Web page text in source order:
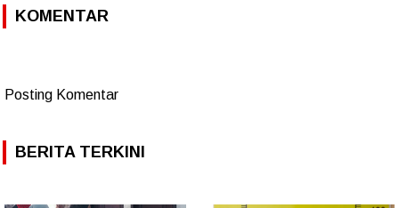
KOMENTAR
Posting Komentar
BERITA TERKINI